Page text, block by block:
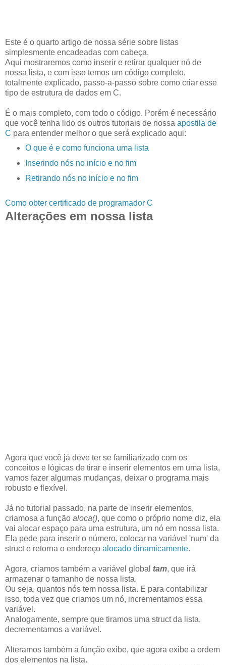
Este é o quarto artigo de nossa série sobre listas
simplesmente encadeadas com cabeça.
Aqui mostraremos como inserir e retirar qualquer nó de
nossa lista, e com isso temos um código completo,
totalmente explicado, passo-a-passo sobre como criar esse
tipo de estrutura de dados em C.
É o mais completo, com todo o código. Porém é necessário
que você tenha lido os outros tutoriais de nossa apostila de
C para entender melhor o que será explicado aqui:
O que é e como funciona uma lista
Inserindo nós no início e no fim
Retirando nós no início e no fim
Como obter certificado de programador C
Alterações em nossa lista
Agora que você já deve ter se familiarizado com os
conceitos e lógicas de tirar e inserir elementos em uma lista,
vamos fazer algumas mudanças, deixar o programa mais
robusto e flexível.
Já no tutorial passado, na parte de inserir elementos,
criamosa a função aloca(), que como o próprio nome diz, ela
vai alocar espaço para uma estrutura, um nó em nossa lista.
Ela pede para inserir o número, colocar na variável 'num' da
struct e retorna o endereço alocado dinamicamente.
Agora, criamos também a variável global tam, que irá
armazenar o tamanho de nossa lista.
Ou seja, quantos nós tem nossa lista. E para contabilizar
isso, toda vez que criamos um nó, incrementamos essa
variável.
Analogamente, sempre que tiramos uma struct da lista,
decrementamos a variável.
Alteramos também a função exibe, que agora exibe a ordem
dos elementos na lista.